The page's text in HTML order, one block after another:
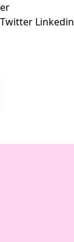
Twitter Linkedin